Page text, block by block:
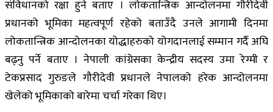
संविधानको रक्षा हुने बताए । लोकतान्त्रिक आन्दोलनमा गौरीदेवी
प्रधानको भूमिका महत्वपूर्ण रहेको बताउँदै उनले आगामी दिनमा
लोकतान्त्रिक आन्दोलनका योद्धाहरुको योगदानलाई सम्मान गर्दै अघि
बढ्नु पर्ने बताए । नेपाली कांग्रेसका केन्द्रीय सदस्य उमा रेग्मी र
टेकप्रसाद गुरुङले गौरीदेवी प्रधानले नेपालको हरेक आन्दोलनमा
खेलेको भूमिकाको बारेमा चर्चा गरेका थिए।